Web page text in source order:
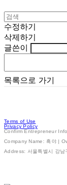
수정하기
삭제하기
글쓴이
목록으로 가기
Terms of Use
Privacy Policy
Confirm Entrepreneur
Company Name: 흑야 |
Address: 서울특별시 강